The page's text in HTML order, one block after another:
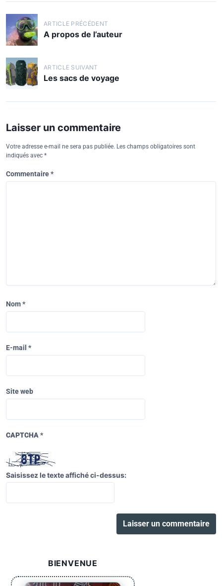
ARTICLE PRÉCÉDENT
A propos de l’auteur
ARTICLE SUIVANT
Les sacs de voyage
Laisser un commentaire
Votre adresse e-mail ne sera pas publiée. Les champs obligatoires sont
indiqués avec *
Commentaire*
Nom*
E-mail *
Site web
CAPTCHA *
Saisissez le texte affiché ci-dessus:
BIENVENUE